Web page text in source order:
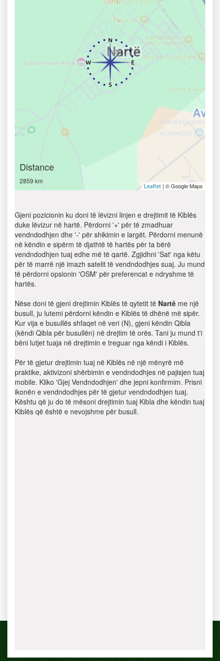
Distance
2859 km
Leaflet | © Google Maps
Gjeni pozicionin ku doni të lëvizni linjen e drejtimit të Kiblës
duke lëvizur në hartë. Përdorni '+' për të zmadhuar
vendndodhjen dhe '-' për shikimin e largët. Përdorni menunë
në këndin e sipërm të djathtë të hartës për ta bërë
vendndodhjen tuaj edhe më të qartë. Zgjidhni 'Sat' nga këtu
për të marrë një imazh satelit të vendndodhjes suaj. Ju mund
të përdorni opsionin 'OSM' për preferencat e ndryshme të
hartës.
Nëse doni të gjeni drejtimin Kiblës të qytetit të Nartë me një
busull, ju lutemi përdorni këndin e Kiblës të dhënë më sipër.
Kur vija e busullës shfaqet në veri (N), gjeni këndin Qibla
(këndi Qibla për busullën) në drejtim të orës. Tani ju mund t'i
bëni lutjet tuaja në drejtimin e treguar nga këndi i Kiblës.
Për të gjetur drejtimin tuaj në Kiblës në një mënyrë më
praktike, aktivizoni shërbimin e vendndodhjes në pajisjen tuaj
mobile. Kliko 'Gjej Vendndodhjen' dhe jepni konfirmim. Prisni
ikonën e vendndodhjes për të gjetur vendndodhjen tuaj.
Kështu që ju do të mësoni drejtimin tuaj Kibla dhe këndin tuaj
Kiblës që është e nevojshme për busull.